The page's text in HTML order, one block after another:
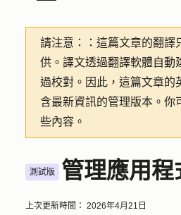
請注意：
：這篇文章的翻
供。譯文透過翻譯軟體自動
過校對。因此，這篇文章的
含最新資訊的管理版本。你
些內容。
測試版 管理應用
上次更新時間： 2026年4月21日